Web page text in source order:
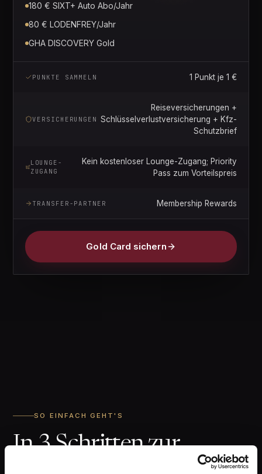
180 € SIXT+ Auto Abo/Jahr
80 € LODENFREY/Jahr
GHA DISCOVERY Gold
PUNKTE SAMMELN 1 Punkt je 1 €
VERSICHERUNGEN
Reiseversicherungen +
Schlüsselverlustversicherung + Kfz-
Schutzbrief
LOUNGE-
ZUGANG
Kein kostenloser Lounge-Zugang; Priority
Pass zum Vorteilspreis
TRANSFER-PARTNER Membership Rewards
Gold Card sichern
SO EINFACH GEHT'S
In 3 Schritten zur